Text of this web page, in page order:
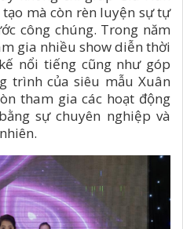
mà còn rèn luyện sự tự
công chúng. Trong năm
gia nhiều show diễn thời
nổi tiếng cũng như góp
trình của siêu mẫu Xuân
tham gia các hoạt động
sự chuyên nghiệp và